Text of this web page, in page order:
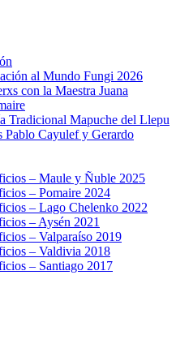
al Mundo Fungi 2026
con la Maestra Juana
Tradicional Mapuche del Llepu
Pablo Cayulef y Gerardo
– Maule y Ñuble 2025
– Pomaire 2024
– Lago Chelenko 2022
– Aysén 2021
– Valparaíso 2019
– Valdivia 2018
– Santiago 2017